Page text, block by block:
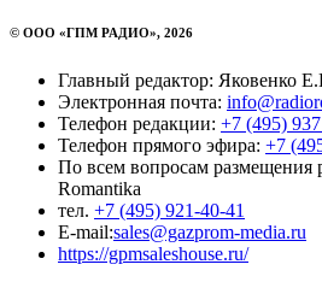
© ООО «ГПМ РАДИО», 2026
Главный редактор: Яковенко
Электронная почта:
Телефон редакции: +7 (495)
Телефон прямого эфира: +7
По всем вопросам размещения
Romantika
тел. +7 (495) 921-40-41
E-mail:sales@gazprom-media.ru
https://gpmsaleshouse.ru/